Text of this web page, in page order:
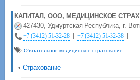
КАПИТАЛ, ООО, МЕДИЦИНСКОЕ
427430, Удмуртская Республика, г.
+7 (3412) 51-32-28 +7 (3412) 51-32-38
Обязательное медицинское страхование
• Страхование